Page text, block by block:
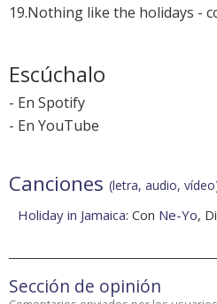
19.Nothing like the holidays -
Escúchalo
- En Spotify
- En YouTube
Canciones (letra, audio,
Holiday in Jamaica: Con Ne-Yo,
Sección de opinión